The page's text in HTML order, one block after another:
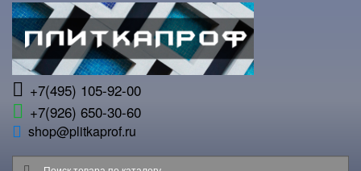
+7(495) 105-92-00
+7(926) 650-30-60
shop@plitkaprof.ru